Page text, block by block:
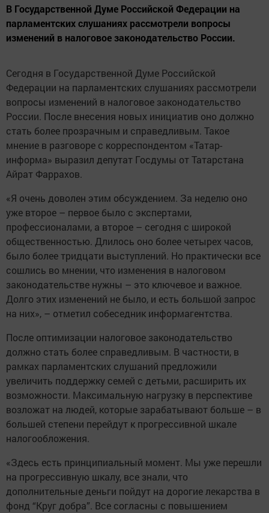
В Государственной Думе Российской Федерации на
парламентских слушаниях рассмотрели вопросы
изменений в налоговое законодательство России.
Сегодня в Государственной Думе Российской
Федерации на парламентских слушаниях рассмотрели
вопросы изменений в налоговое законодательство
России. После внесения новых инициатив оно должно
стать более прозрачным и справедливым. Такое
мнение в разговоре с корреспондентом «Татар-
информа» выразил депутат Госдумы от Татарстана
Айрат Фаррахов.
«Я очень доволен этим обсуждением. За неделю оно
уже второе – первое было с экспертами,
профессионалами, а второе – сегодня с широкой
общественностью. Длилось оно более четырех часов,
было более тридцати выступлений. Но практически все
сошлись во мнении, что изменения в налоговом
законодательстве нужны – это ключевое и важное.
Долго этих изменений не было, и есть большой запрос
на них», – отметил собеседник информагентства.
После оптимизации налоговое законодательство
должно стать более справедливым. В частности, в
рамках парламентских слушаний предложили
увеличить поддержку семей с детьми, расширить их
возможности. Максимальную нагрузку в перспективе
возложат на людей, которые зарабатывают больше – в
большей степени перейдут к прогрессивной шкале
налогообложения.
«Здесь есть принципиальный момент. Мы уже перешли
на прогрессивную шкалу, все знали, что
дополнительные деньги пойдут на дорогие лекарства в
фонд “Круг добра”. Все согласны с повышением